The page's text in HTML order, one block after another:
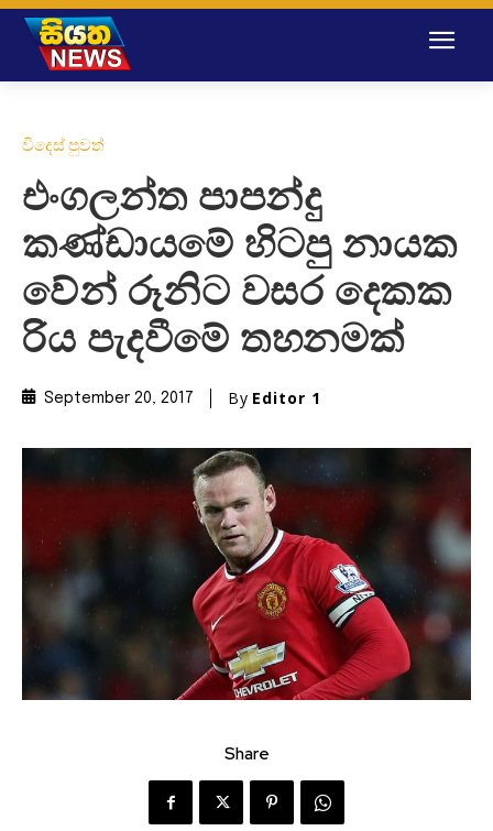
විදෙස් පුවත්
එංගලන්ත පාපන්දු
කණ්ඩායමේ හිටපු නායක
වේන් රූනිට වසර දෙකක
රිය පැදවීමේ තහනමක්
September 20, 2017 By Editor 1
Share